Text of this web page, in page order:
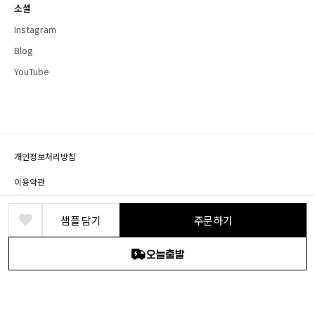
샘플 담기 주문하기
소셜
Instagram
Blog
YouTube
개인정보처리방침
·
이용약관
·
제휴문의
상호명: (주) 바른디자인 · 대표: 박정식 · 개인정보책임자: 박영혁
사업장 소재지: 경기도 파주시 회동길 219, B1층(문발동)
사업자등록번호: 104-86-18524 · 통신판매번호: 2018-경기파주-0076 · 유선전화: 1661-
2646